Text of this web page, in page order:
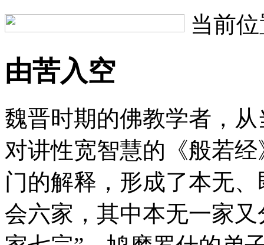
当前
由苦入空
魏晋时期的佛教学者，
对讲性宽智慧的《般若
门的解释，形成了本无
会六家，其中本无一家